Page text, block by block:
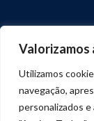
Valorizamos
Utilizamos
navegação,
personalizados